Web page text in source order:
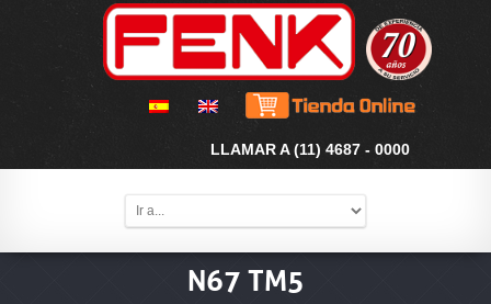
LLAMAR A (11) 4687 - 0000
N67 TM5